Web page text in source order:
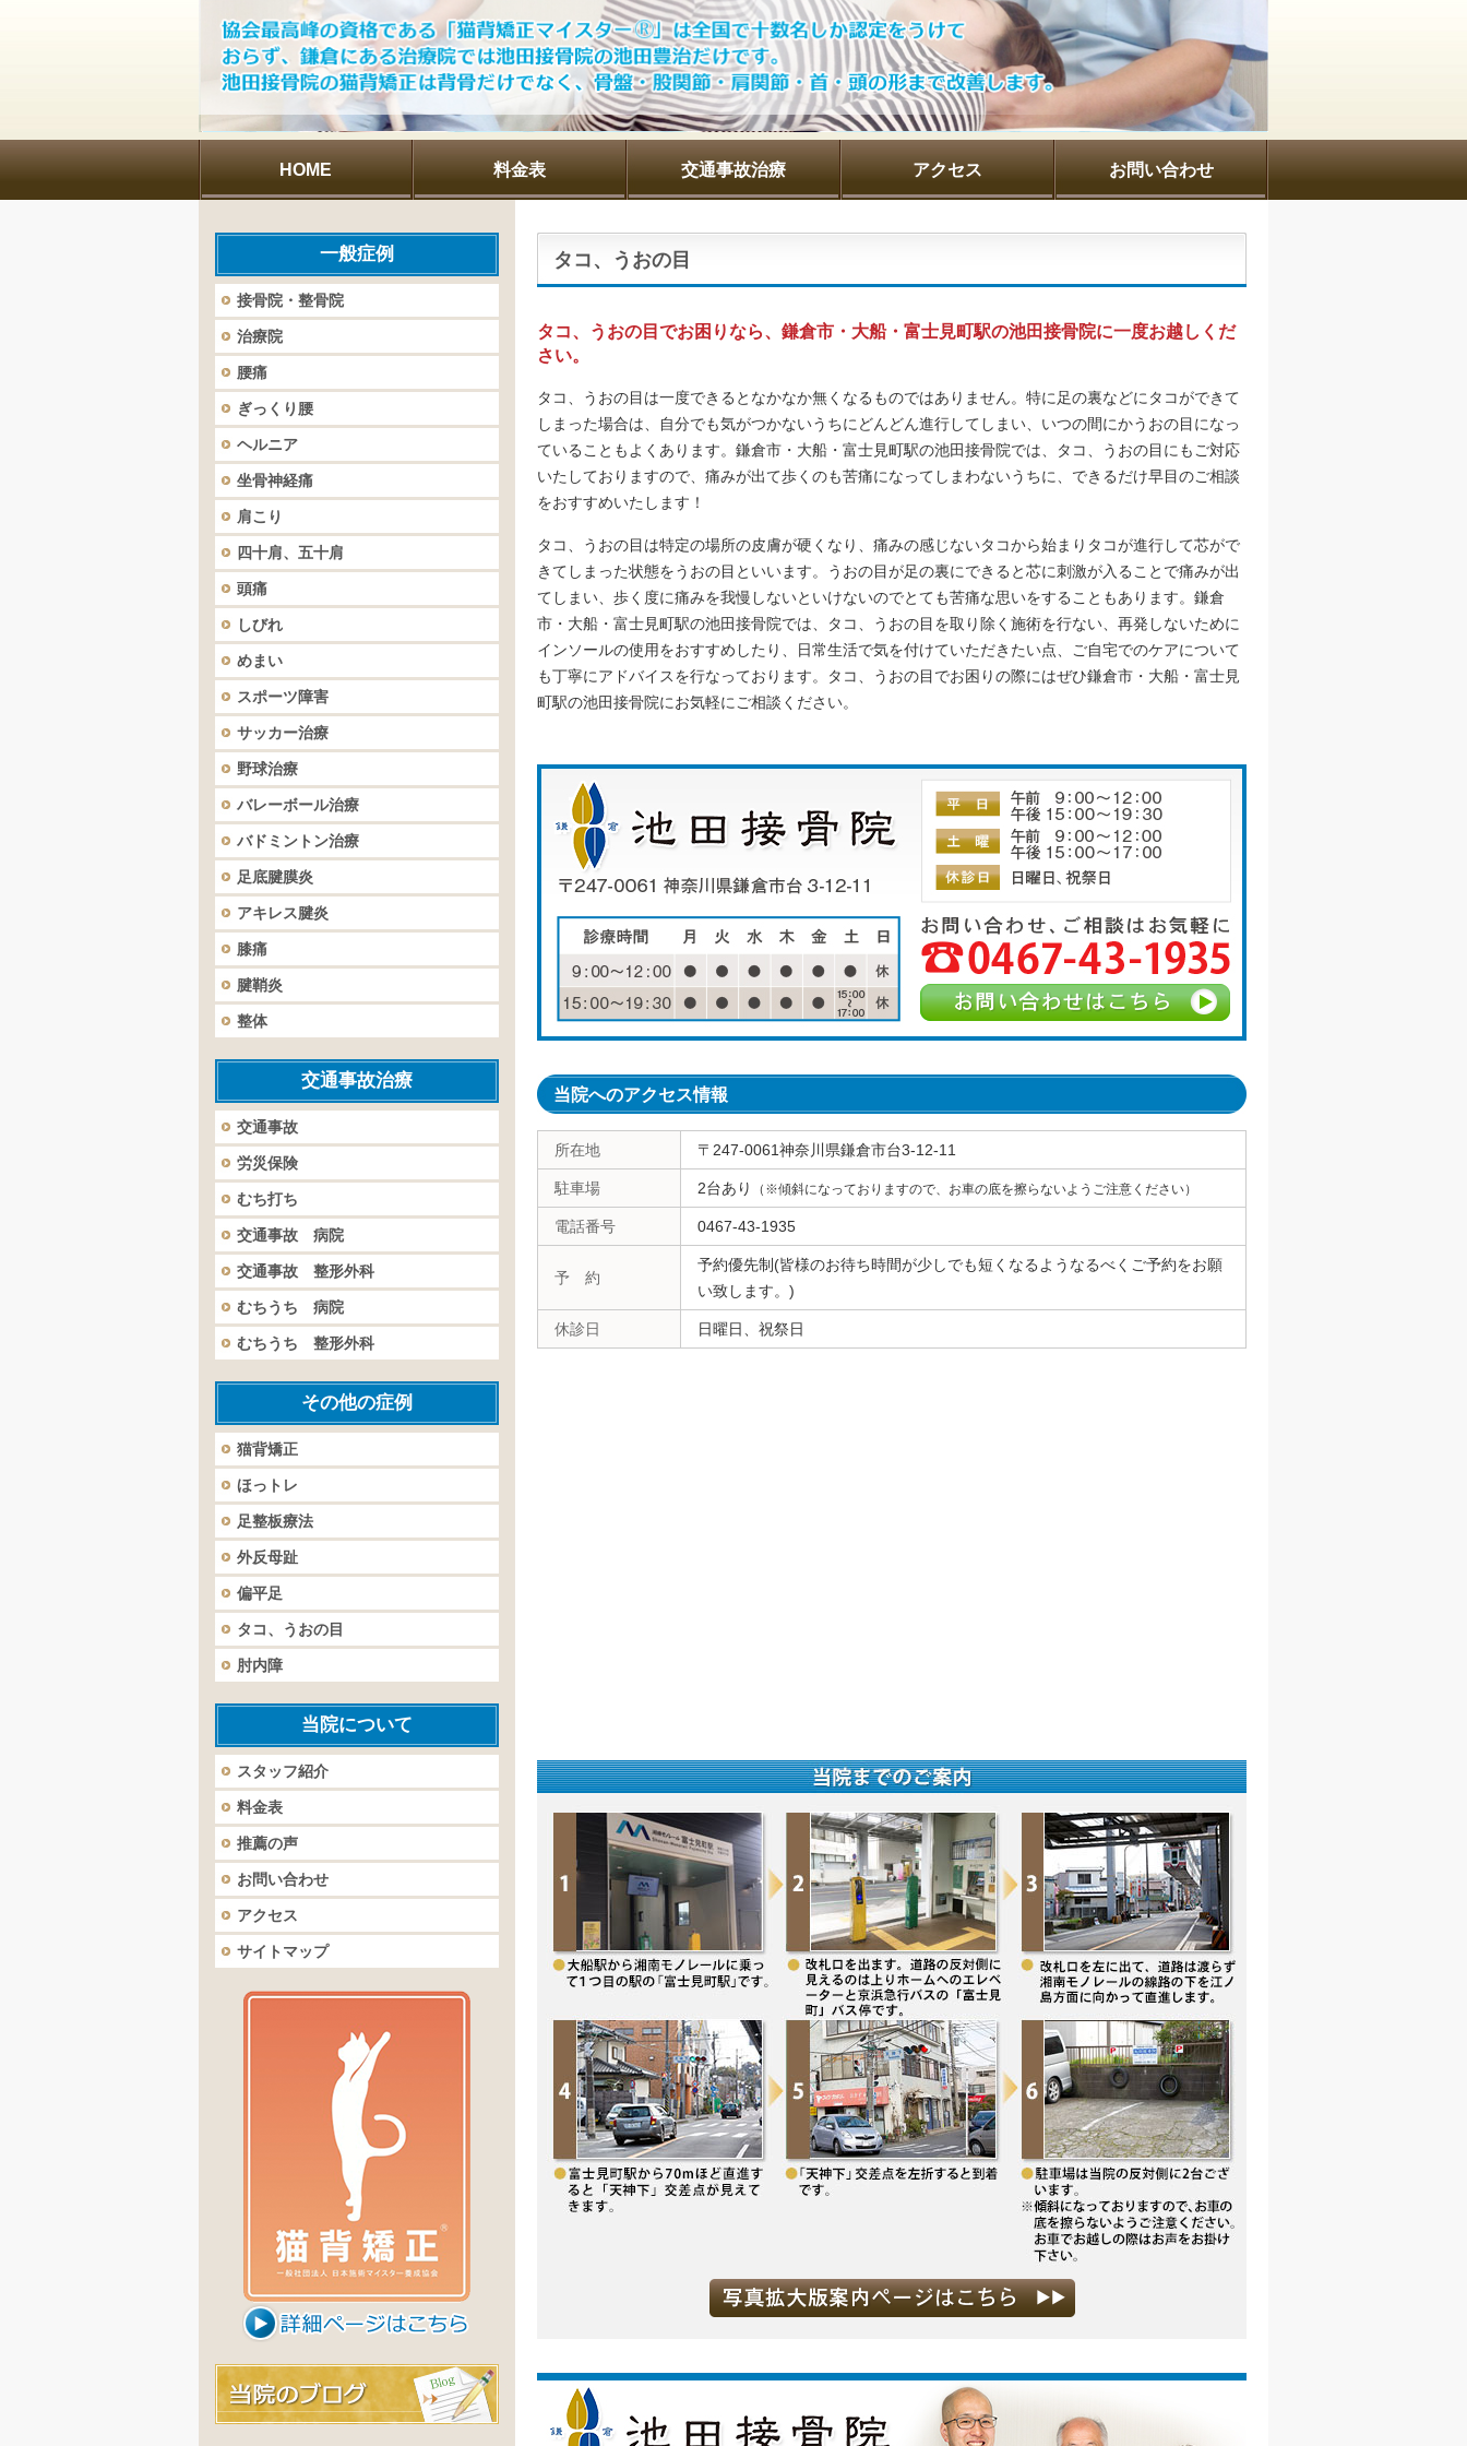
HOME 料金表 交通事故治療 アクセス お問い合わせ
タコ、うおの目
タコ、うおの目でお困りなら、鎌倉市・大船・富士見町駅の池田接骨院に一度お越しくだ
さい。
タコ、うおの目は一度できるとなかなか無くなるものではありません。特に足の裏などにタコができて
しまった場合は、自分でも気がつかないうちにどんどん進行してしまい、いつの間にかうおの目になっ
ていることもよくあります。鎌倉市・大船・富士見町駅の池田接骨院では、タコ、うおの目にもご対応
いたしておりますので、痛みが出て歩くのも苦痛になってしまわないうちに、できるだけ早目のご相談
をおすすめいたします！
タコ、うおの目は特定の場所の皮膚が硬くなり、痛みの感じないタコから始まりタコが進行して芯がで
きてしまった状態をうおの目といいます。うおの目が足の裏にできると芯に刺激が入ることで痛みが出
てしまい、歩く度に痛みを我慢しないといけないのでとても苦痛な思いをすることもあります。鎌倉
市・大船・富士見町駅の池田接骨院では、タコ、うおの目を取り除く施術を行ない、再発しないために
インソールの使用をおすすめしたり、日常生活で気を付けていただきたい点、ご自宅でのケアについて
も丁寧にアドバイスを行なっております。タコ、うおの目でお困りの際にはぜひ鎌倉市・大船・富士見
町駅の池田接骨院にお気軽にご相談ください。
当院へのアクセス情報
所在地 〒247-0061神奈川県鎌倉市台3-12-11
駐車場 2台あり （※傾斜になっておりますので、お車の底を擦らないようご注意ください）
電話番号 0467-43-1935
予 約
予約優先制(皆様のお待ち時間が少しでも短くなるようなるべくご予約をお願
い致します。)
休診日 日曜日、祝祭日
一般症例
接骨院・整骨院
治療院
腰痛
ぎっくり腰
ヘルニア
坐骨神経痛
肩こり
四十肩、五十肩
頭痛
しびれ
めまい
スポーツ障害
サッカー治療
野球治療
バレーボール治療
バドミントン治療
足底腱膜炎
アキレス腱炎
膝痛
腱鞘炎
整体
交通事故治療
交通事故
労災保険
むち打ち
交通事故 病院
交通事故 整形外科
むちうち 病院
むちうち 整形外科
その他の症例
猫背矯正
ほっトレ
足整板療法
外反母趾
偏平足
タコ、うおの目
肘内障
当院について
スタッフ紹介
料金表
推薦の声
お問い合わせ
アクセス
サイトマップ